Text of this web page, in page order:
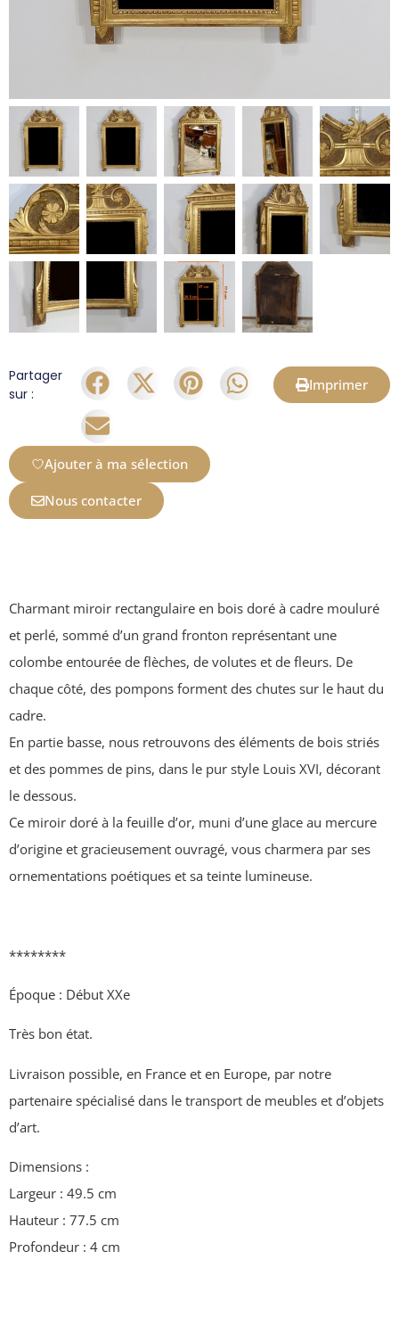
Partager
sur :
Imprimer
Ajouter à ma sélection
Nous contacter
Charmant miroir rectangulaire en bois doré à cadre mouluré
et perlé, sommé d’un grand fronton représentant une
colombe entourée de flèches, de volutes et de fleurs. De
chaque côté, des pompons forment des chutes sur le haut du
cadre.
En partie basse, nous retrouvons des éléments de bois striés
et des pommes de pins, dans le pur style Louis XVI, décorant
le dessous.
Ce miroir doré à la feuille d’or, muni d’une glace au mercure
d’origine et gracieusement ouvragé, vous charmera par ses
ornementations poétiques et sa teinte lumineuse.
********
Époque : Début XXe
Très bon état.
Livraison possible, en France et en Europe, par notre
partenaire spécialisé dans le transport de meubles et d’objets
d’art.
Dimensions :
Largeur : 49.5 cm
Hauteur : 77.5 cm
Profondeur : 4 cm